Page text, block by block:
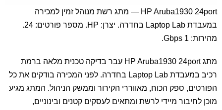
HP Aruba1930 24port — מתג רשת מנוהל זמין למכירה
במעבדת Laptop Lab בחדרה. יצרן: HP. מספר פורטים: 24.
מהירות: 1 Gbps.
מתג HP Aruba1930 24port עבר בדיקה טכנית מלאה ברמת
רכיב במעבדת Laptop Lab בחדרה. לפני המכירה בודקים את כל
הפורטים, ספק הכוח, מאווררי הקירור וממשק הניהול. המתג מגיע
מוכן לחיבור מיידי לרשת ומתאים לעסקים קטנים ובינוניים,